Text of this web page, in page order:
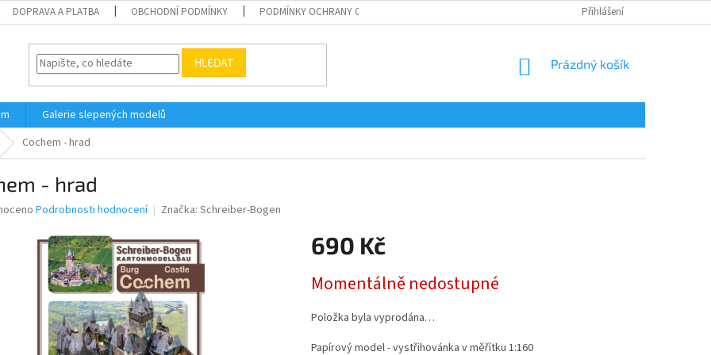
DOPRAVA A PLATBA OBCHODNÍ PODMÍNKY PODMÍNKY OCHRANY OSOBNÍCH ÚDAJŮ Přihlášení
HLEDAT
NÁKUPNÍ
Prázdný košík
Galerie slepených modelů
Cochem - hrad
- hrad
Podrobnosti hodnocení Značka: Schreiber-Bogen
690 Kč
cena:
Momentálně nedostupné
Položka byla vyprodána…
Papírový model - vystřihovánka v měřítku 1:160